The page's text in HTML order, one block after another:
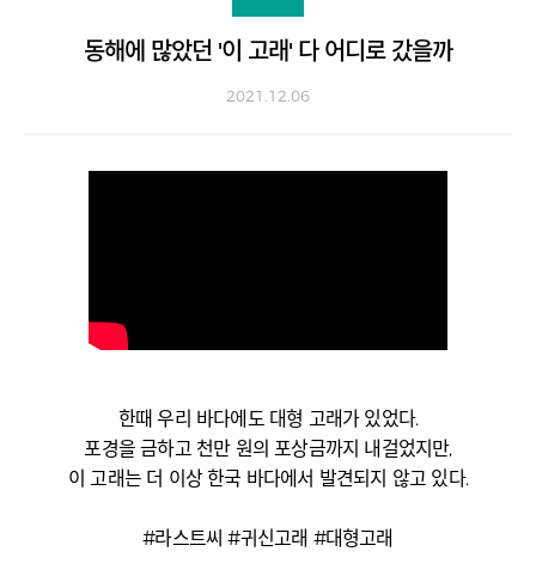
동해에 많았던 '이 고래' 다 어디로 갔을까
2021.12.06
한때 우리 바다에도 대형 고래가 있었다.
포경을 금하고 천만 원의 포상금까지 내걸었지만,
이 고래는 더 이상 한국 바다에서 발견되지 않고 있다.
#라스트씨 #귀신고래 #대형고래